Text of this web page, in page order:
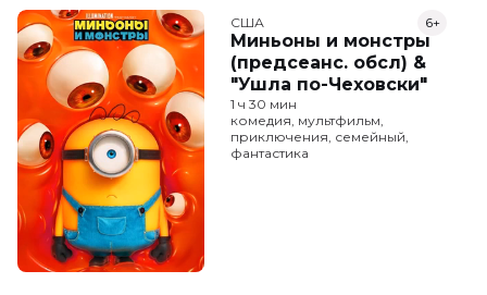
США
Миньоны и монстры
(предсеанс. обсл) &
"Ушла по-Чеховски"
6+
1 ч 30 мин
комедия, мультфильм,
приключения, семейный,
фантастика